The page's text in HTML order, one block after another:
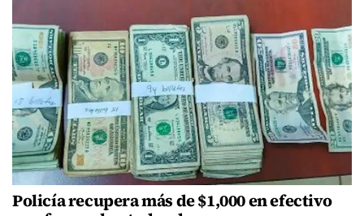
Policía recupera más de $1,000 en efectivo